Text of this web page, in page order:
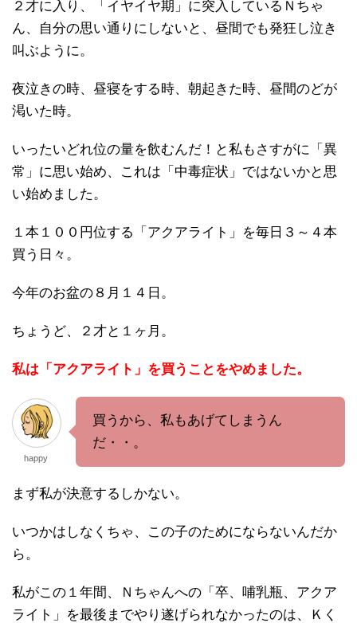
２才に入り、「イヤイヤ期」に突入しているＮちゃ
ん、自分の思い通りにしないと、昼間でも発狂し泣き
叫ぶように。
夜泣きの時、昼寝をする時、朝起きた時、昼間のどが
渇いた時。
いったいどれ位の量を飲むんだ！と私もさすがに「異
常」に思い始め、これは「中毒症状」ではないかと思
い始めました。
１本１００円位する「アクアライト」を毎日３～４本
買う日々。
今年のお盆の８月１４日。
ちょうど、２才と１ヶ月。
私は「アクアライト」を買うことをやめました。
happy
買うから、私もあげてしまうん
だ・・。
まず私が決意するしかない。
いつかはしなくちゃ、この子のためにならないんだか
ら。
私がこの１年間、Ｎちゃんへの「卒、哺乳瓶、アクア
ライト」を最後までやり遂げられなかったのは、Ｋく